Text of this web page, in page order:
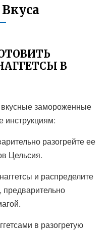
В
вкусные замороженные
инструкциям:
разогрейте ее
Цельсия.
и распределите
в разогретую